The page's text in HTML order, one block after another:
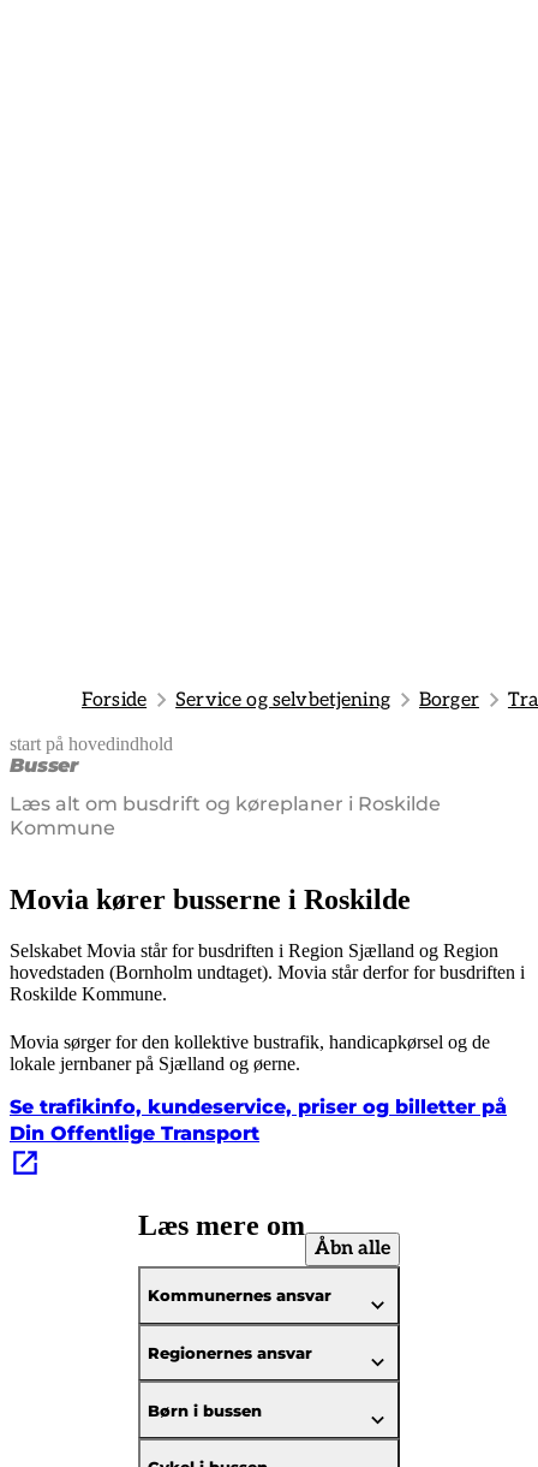
Forside Service og selvbetjening Borger
start på hovedindhold
Busser
Læs alt om busdrift og køreplaner i Roskilde
Kommune
senest opdateret 24. juni 2026
Movia kører busserne i Roskilde
Selskabet Movia står for busdriften i Region Sjælland og Region
hovedstaden (Bornholm undtaget). Movia står derfor for busdriften i
Roskilde Kommune.
Movia sørger for den kollektive bustrafik, handicapkørsel og de
lokale jernbaner på Sjælland og øerne.
Se trafikinfo, kundeservice, priser og billetter på
Din Offentlige Transport
Læs mere om
Åbn alle
Kommunernes ansvar
Regionernes ansvar
Børn i bussen